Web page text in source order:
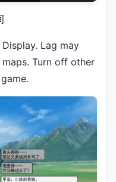
Lag may
Turn off other